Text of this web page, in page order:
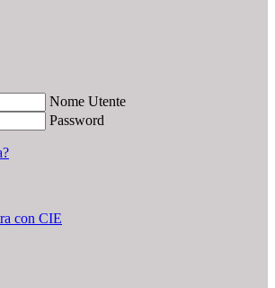
Nome Utente
Password
con CIE